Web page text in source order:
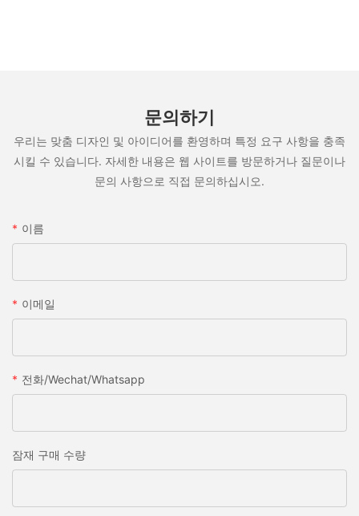
문의하기
우리는 맞춤 디자인 및 아이디어를 환영하며 특정 요구 사항을 충족
시킬 수 있습니다. 자세한 내용은 웹 사이트를 방문하거나 질문이나
문의 사항으로 직접 문의하십시오.
이름
이메일
전화/wechat/whatsapp
잠재 구매 수량